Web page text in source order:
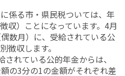
係る市・県民税ついては、年
収）ことになっています。4月
数月）に、受給されている公
徴収します。
れている公的年金からは、
の3分の1の金額がそれぞれ差